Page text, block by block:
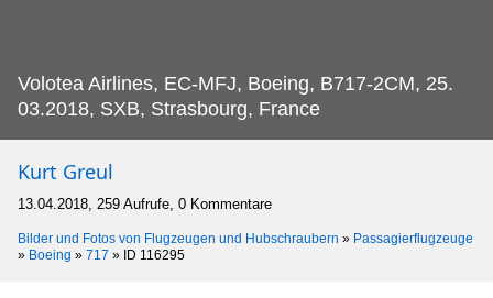
Volotea Airlines, EC-MFJ, Boeing, B717-2CM, 25.
03.2018, SXB, Strasbourg, France
Kurt Greul
13.04.2018, 259 Aufrufe, 0 Kommentare
Bilder und Fotos von Flugzeugen und Hubschraubern » Passagierflugzeuge
» Boeing » 717 » ID 116295